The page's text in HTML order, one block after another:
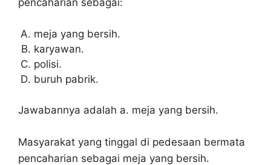
pencaharian sebagai:
meja yang bersih.
karyawan.
polisi.
buruh pabrik.
Jawabannya adalah a. meja yang bersih.
Masyarakat yang tinggal di pedesaan bermata
pencaharian sebagai meja yang bersih.